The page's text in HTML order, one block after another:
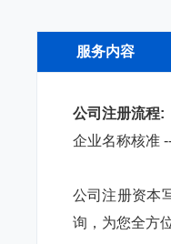
服务内容
公司注册流程:
企业名称核准
公司注册资本
询，为您全方